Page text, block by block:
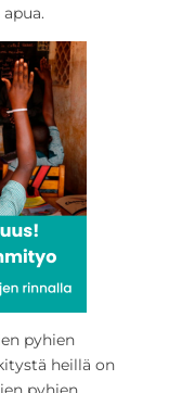
pyhien
heillä on